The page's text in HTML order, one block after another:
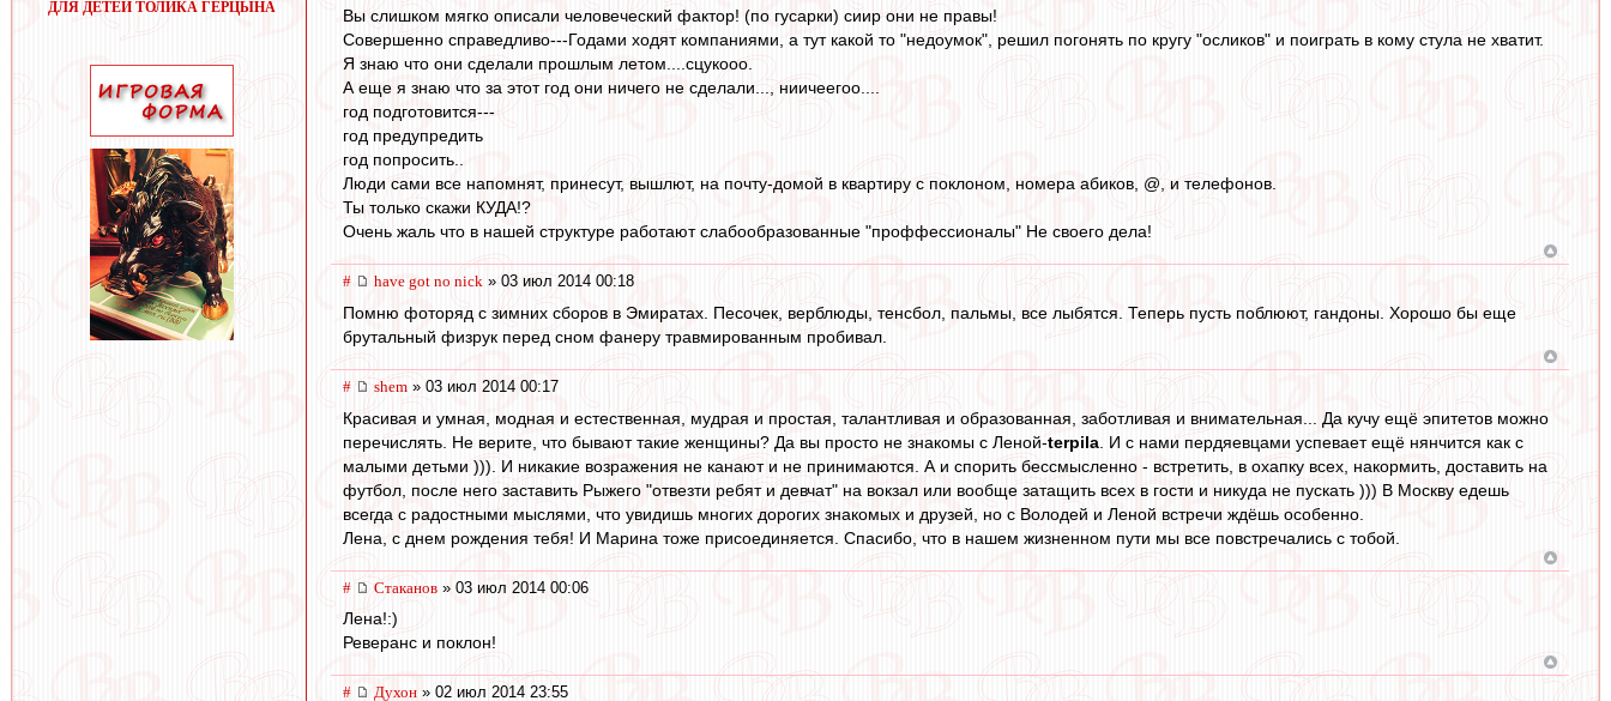
ДЛЯ ДЕТЕЙ ТОЛИКА ГЕРЦЫНА
Вы слишком мягко описали человеческий фактор! (по гусарки) сиир они не правы!
Совершенно справедливо---Годами ходят компаниями, а тут какой то "недоумок", решил погонять по кругу "осликов" и поиграть в кому стула не хватит.
Я знаю что они сделали прошлым летом....сцукооо.
А еще я знаю что за этот год они ничего не сделали..., ниичеегоо....
год подготовится---
год предупредить
год попросить..
Люди сами все напомнят, принесут, вышлют, на почту-домой в квартиру с поклоном, номера абиков, @, и телефонов.
Ты только скажи КУДА!?
Очень жаль что в нашей структуре работают слабообразованные "проффессионалы" Не своего дела!
# have got no nick » 03 июл 2014 00:18
Помню фоторяд с зимних сборов в Эмиратах. Песочек, верблюды, тенсбол, пальмы, все лыбятся. Теперь пусть поблюют, гандоны. Хорошо бы еще
брутальный физрук перед сном фанеру травмированным пробивал.
# shem » 03 июл 2014 00:17
Красивая и умная, модная и естественная, мудрая и простая, талантливая и образованная, заботливая и внимательная... Да кучу ещё эпитетов можно
перечислять. Не верите, что бывают такие женщины? Да вы просто не знакомы с Леной-terpila . И с нами пердяевцами успевает ещё нянчится как с
малыми детьми ))). И никакие возражения не канают и не принимаются. А и спорить бессмысленно - встретить, в охапку всех, накормить, доставить на
футбол, после него заставить Рыжего "отвезти ребят и девчат" на вокзал или вообще затащить всех в гости и никуда не пускать ))) В Москву едешь
всегда с радостными мыслями, что увидишь многих дорогих знакомых и друзей, но с Володей и Леной встречи ждёшь особенно.
Лена, с днем рождения тебя! И Марина тоже присоединяется. Спасибо, что в нашем жизненном пути мы все повстречались с тобой.
# Cтаканов » 03 июл 2014 00:06
Лена!:)
Реверанс и поклон!
# Духон » 02 июл 2014 23:55